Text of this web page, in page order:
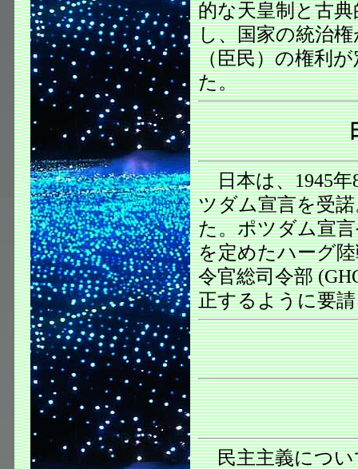
的な天皇制と古
し、国家の統治
（臣民）の権利
た。
日本は、1945年
ツダム宣言を受
た。ポツダム宣
を定めたハーグ
令官総司令部
正するように要
民主主義につい